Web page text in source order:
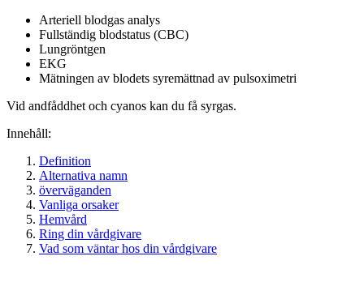
Arteriell blodgas analys
Fullständig blodstatus (CBC)
Lungröntgen
EKG
Mätningen av blodets syremättnad av pulsoximetri
Vid andfåddhet och cyanos kan du få syrgas.
Innehåll:
Definition
Alternativa namn
överväganden
Vanliga orsaker
Hemvård
Ring din vårdgivare
Vad som väntar hos din vårdgivare